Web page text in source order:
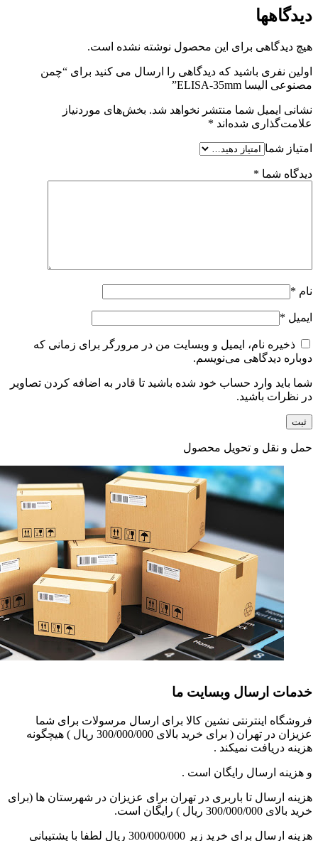
دیدگاهها
هیچ دیدگاهی برای این محصول نوشته نشده است.
اولین نفری باشید که دیدگاهی را ارسال می کنید برای “چمن
مصنوعی الیسا ELISA-35mm”
نشانی ایمیل شما منتشر نخواهد شد. بخش‌های موردنیاز
علامت‌گذاری شده‌اند *
امتیاز شما
دیدگاه شما *
نام *
ایمیل *
ذخیره نام، ایمیل و وبسایت من در مرورگر برای زمانی که
دوباره دیدگاهی می‌نویسم.
شما باید وارد حساب خود شده باشید تا قادر به اضافه کردن تصاویر
در نظرات باشید.
حمل و نقل و تحویل محصول
خدمات ارسال وبسایت ما
فروشگاه اینترنتی نشین کالا برای ارسال مرسولات برای شما
عزیزان در تهران ( برای خرید بالای 300/000/000 ریال ) هیچگونه
هزینه دریافت نمیکند .
و هزینه ارسال رایگان است .
هزینه ارسال تا باربری در تهران برای عزیزان در شهرستان ها (برای
خرید بالای 300/000/000 ریال ) رایگان است.
هزینه ارسال برای خرید زیر 300/000/000 ریال لطفا با پشتیبانی